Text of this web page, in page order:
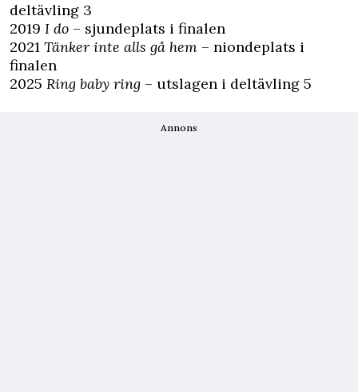
deltävling 3
2019 I do – sjundeplats i finalen
2021 Tänker inte alls gå hem – niondeplats i
finalen
2025 Ring baby ring – utslagen i deltävling 5
Annons